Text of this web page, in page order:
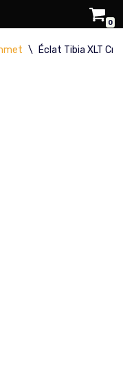
0
\ Éclat Tibia XLT